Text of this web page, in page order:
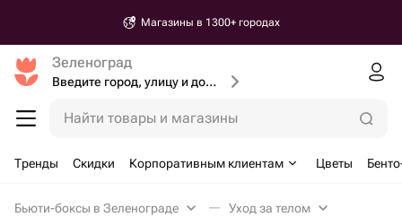
Магазины в 1300+ городах
Зеленоград
Введите город, улицу и дом доставки
Найти товары и магазины
Тренды Скидки Корпоративным клиентам Цветы
Бьюти-боксы в Зеленограде Уход за телом